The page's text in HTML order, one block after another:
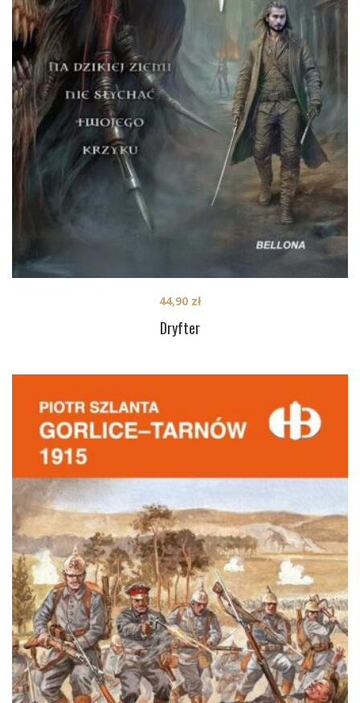
Dryfter
44,90 zł